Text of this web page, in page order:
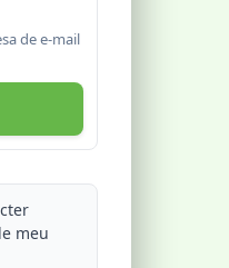
de e-mail
meu